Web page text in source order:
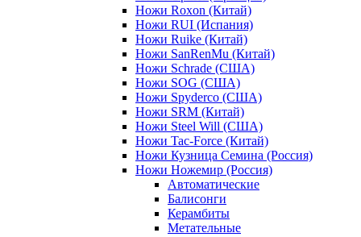
Ножи Roxon (Китай)
Ножи RUI (Испания)
Ножи Ruike (Китай)
Ножи SanRenMu (Китай)
Ножи Schrade (США)
Ножи SOG (США)
Ножи Spyderco (США)
Ножи SRM (Китай)
Ножи Steel Will (США)
Ножи Tac-Force (Китай)
Ножи Кузница Семина (Россия)
Ножи Ножемир (Россия)
Автоматические
Балисонги
Керамбиты
Метательные